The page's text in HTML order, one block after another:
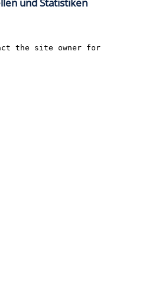
und Statistiken